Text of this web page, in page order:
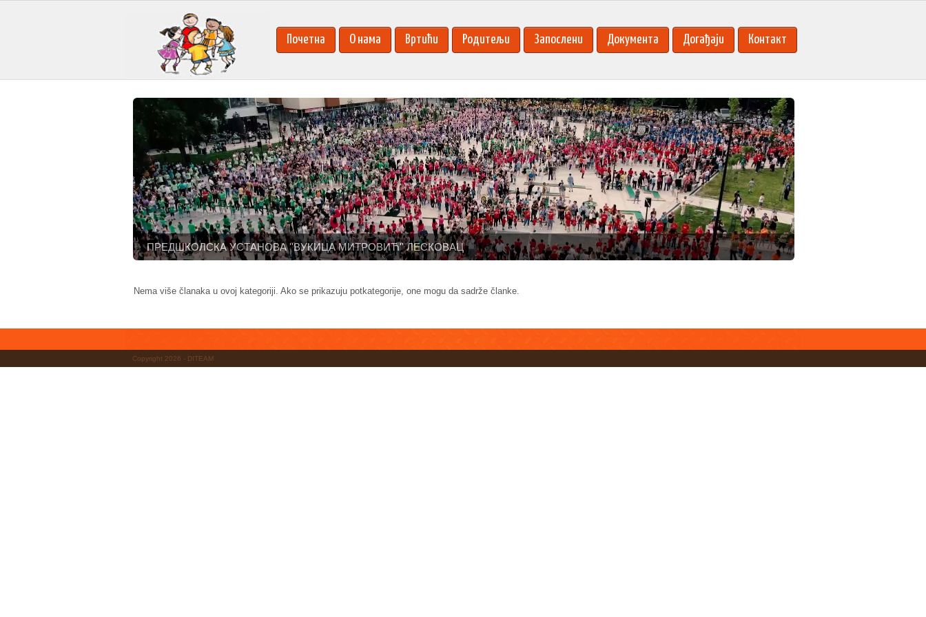
Почетна О нама Вртићи Родитељи Запослени Документа Догађаји Контакт
ПРЕДШКОЛСКА УСТАНОВА ''ВУКИЦА МИТРОВИЋ'' ЛЕСКОВАЦ
Copyright 2026 - DITEAM
Nema više članaka u ovoj kategoriji. Ako se prikazuju potkategorije, one mogu da sadrže članke.